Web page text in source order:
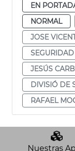
EN
NORMAL
JOSE
SEGURIDAD
JESÚS
DIVISIÓ DE
RAFAEL
Nuestras